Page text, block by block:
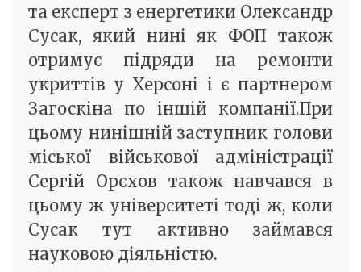
та експерт з енергетики Олександр
Сусак, який нині як ФОП також
отримує підряди на ремонти
укриттів у Херсоні і є партнером
Загоскіна по іншій компанії.При
цьому нинішній заступник голови
міської військової адміністрації
Сергій Орєхов також навчався в
цьому ж університеті тоді ж, коли
Сусак тут активно займався
науковою діяльністю.